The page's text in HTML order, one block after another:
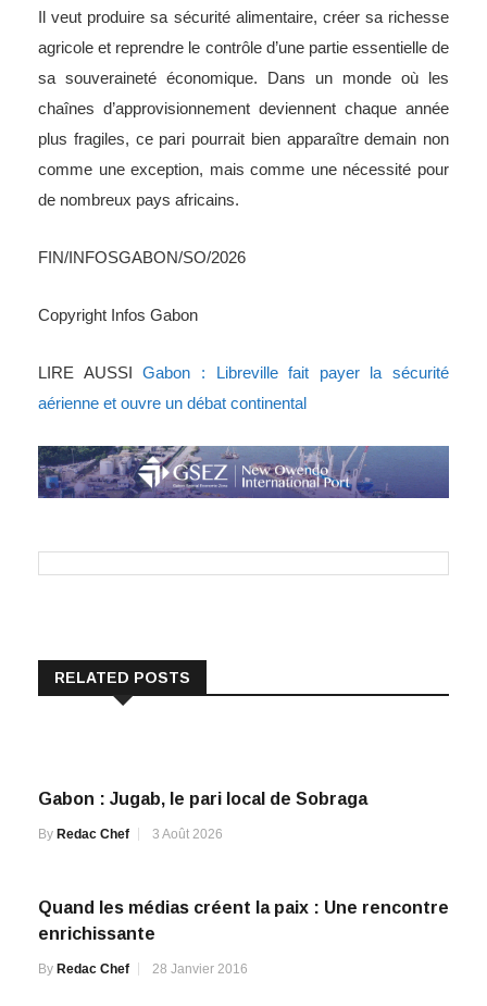
Il veut produire sa sécurité alimentaire, créer sa richesse
agricole et reprendre le contrôle d’une partie essentielle de
sa souveraineté économique. Dans un monde où les
chaînes d’approvisionnement deviennent chaque année
plus fragiles, ce pari pourrait bien apparaître demain non
comme une exception, mais comme une nécessité pour
de nombreux pays africains.
FIN/INFOSGABON/SO/2026
Copyright Infos Gabon
LIRE AUSSIGabon : Libreville fait payer la sécurité
aérienne et ouvre un débat continental
RELATED POSTS
Gabon : Jugab, le pari local de Sobraga
By Redac Chef 3 Août 2026
Quand les médias créent la paix : Une rencontre
enrichissante
By Redac Chef 28 Janvier 2016